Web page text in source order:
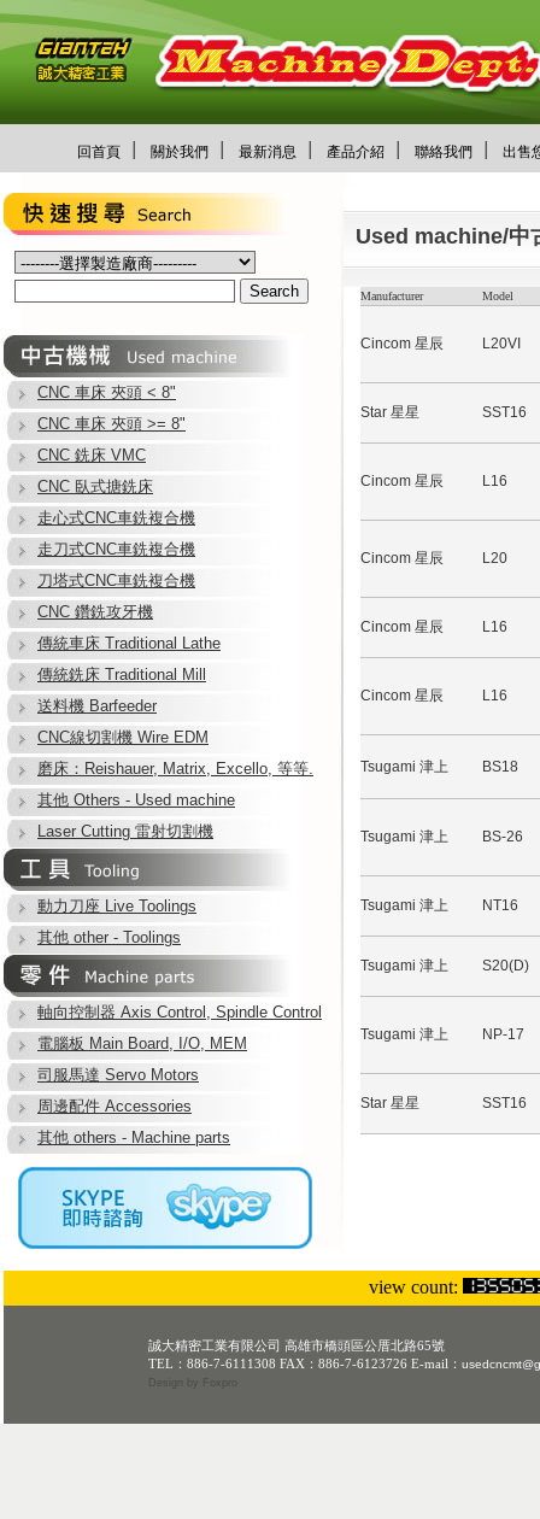
回首頁 關於我們 最新消息 產品介紹 聯絡我們 出售
CNC 車床 夾頭 < 8"
CNC 車床 夾頭 >= 8"
CNC 銑床 VMC
CNC 臥式搪銑床
走心式CNC車銑複合機
走刀式CNC車銑複合機
刀塔式CNC車銑複合機
CNC 鑽銑攻牙機
傳統車床 Traditional Lathe
傳統銑床 Traditional Mill
送料機 Barfeeder
CNC線切割機 Wire EDM
磨床：Reishauer, Matrix, Excello, 等等.
其他 Others - Used machine
Laser Cutting 雷射切割機
動力刀座 Live Toolings
其他 other - Toolings
軸向控制器 Axis Control, Spindle Control
電腦板 Main Board, I/O, MEM
司服馬達 Servo Motors
周邊配件 Accessories
其他 others - Machine parts
Used machine/中
Manufacturer Model
Cincom 星辰 L20VI
Star 星星 SST16
Cincom 星辰 L16
Cincom 星辰 L20
Cincom 星辰 L16
Cincom 星辰 L16
Tsugami 津上 BS18
Tsugami 津上 BS-26
Tsugami 津上 NT16
Tsugami 津上 S20(D)
Tsugami 津上 NP-17
Star 星星 SST16
view count:
誠大精密工業有限公司 高雄市橋頭區公厝北路65號
TEL：886-7-6111308 FAX：886-7-6123726 E-mail：
by Foxpro